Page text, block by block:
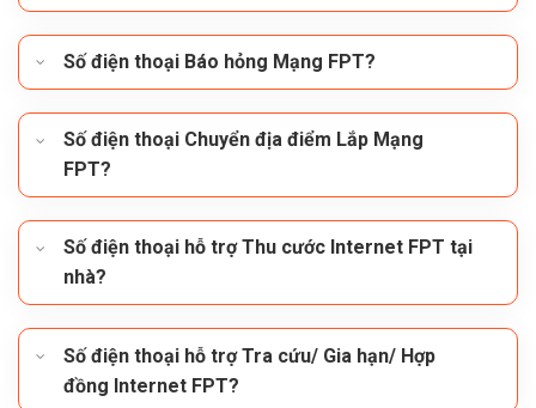
Số điện thoại Báo hỏng Mạng FPT?
Số điện thoại Chuyển địa điểm Lắp Mạng
FPT?
Số điện thoại hỗ trợ Thu cước Internet FPT tại
nhà?
Số điện thoại hỗ trợ Tra cứu/ Gia hạn/ Hợp
đồng Internet FPT?